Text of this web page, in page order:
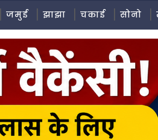
जमुई झाझा चकाई सोनो